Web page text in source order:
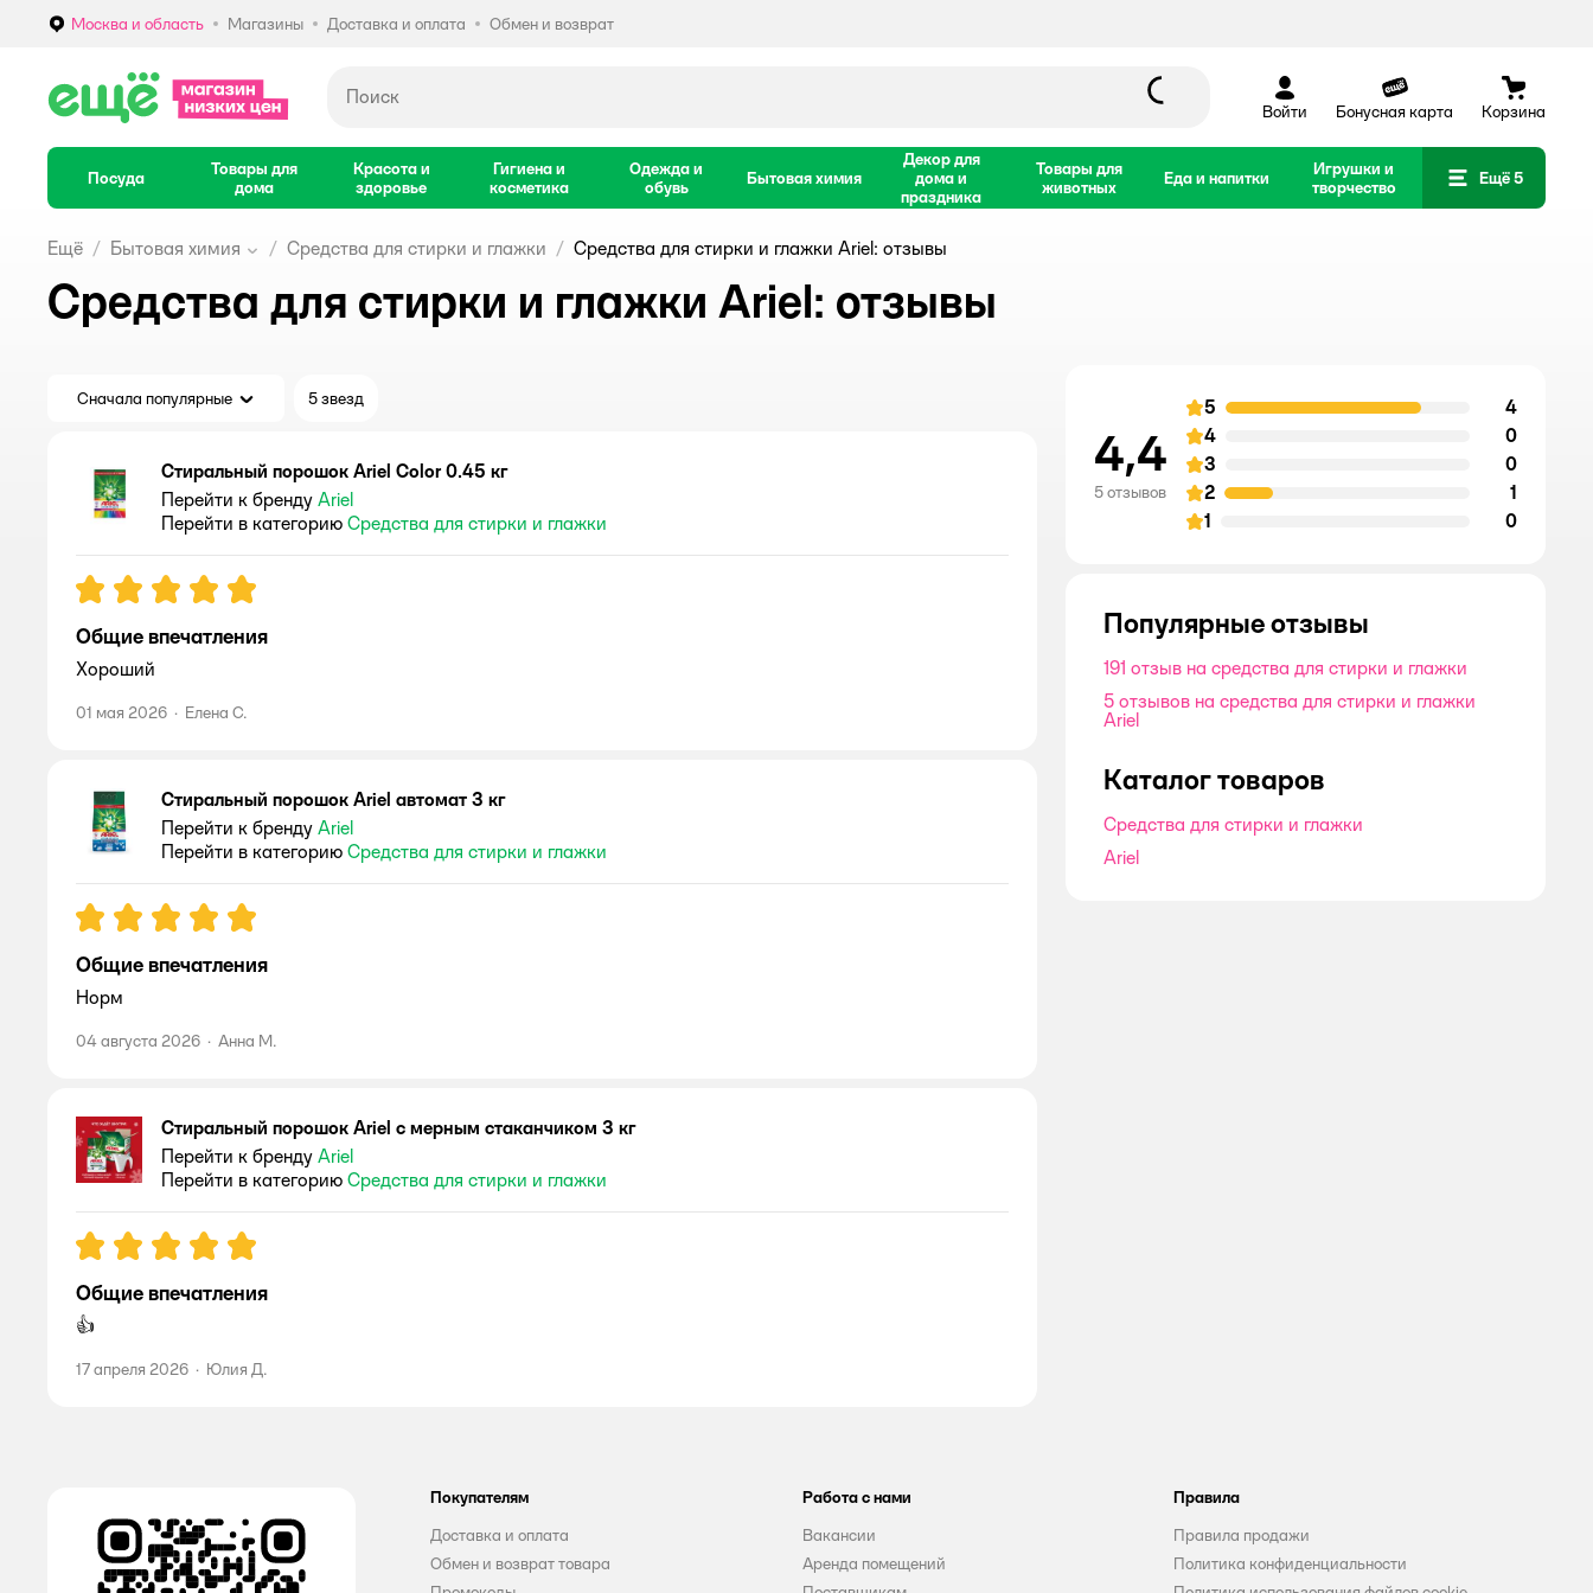
Выбор адреса доставки.
Москва и область Магазины Доставка и оплата Обмен и возврат
Войти Бонусная карта Корзина
Посуда
Товары для
дома
Красота и
здоровье
Гигиена и
косметика
Одежда и
обувь
Бытовая химия
Декор для
дома и
праздника
Товары для
животных
Еда и напитки
Игрушки и
творчество
Ещё 5
Ещё Бытовая химия Средства для стирки и глажки Средства для стирки и глажки Ariel: отзывы
Средства для стирки и глажки Ariel: отзывы
Сначала популярные 5 звезд
Стиральный порошок Ariel Color 0.45 кг
Перейти к бренду Ariel
Перейти в категорию Средства для стирки и глажки
Рейтинг:5
Общие впечатления
Хороший
01 мая 2026 · Елена С.
Стиральный порошок Ariel автомат 3 кг
Перейти к бренду Ariel
Перейти в категорию Средства для стирки и глажки
Рейтинг:5
Общие впечатления
Норм
04 августа 2026 · Анна М.
Стиральный порошок Ariel с мерным стаканчиком 3 кг
Перейти к бренду Ariel
Перейти в категорию Средства для стирки и глажки
Рейтинг:5
Общие впечатления
👍
17 апреля 2026 · Юлия Д.
4,4
5 отзывов
оценка
5 4отзывов
оценка
4 0отзывов
оценка
3 0отзывов
оценка
2 1
оценка
1 0отзывов
Популярные отзывы
191 отзыв на средства для стирки и глажки
5 отзывов на средства для стирки и глажки
Ariel
Каталог товаров
Средства для стирки и глажки
Ariel
Покупателям
Доставка и оплата
Обмен и возврат товара
Работа с нами
Вакансии
Аренда помещений
Правила
Правила продажи
Политика конфиденциальности